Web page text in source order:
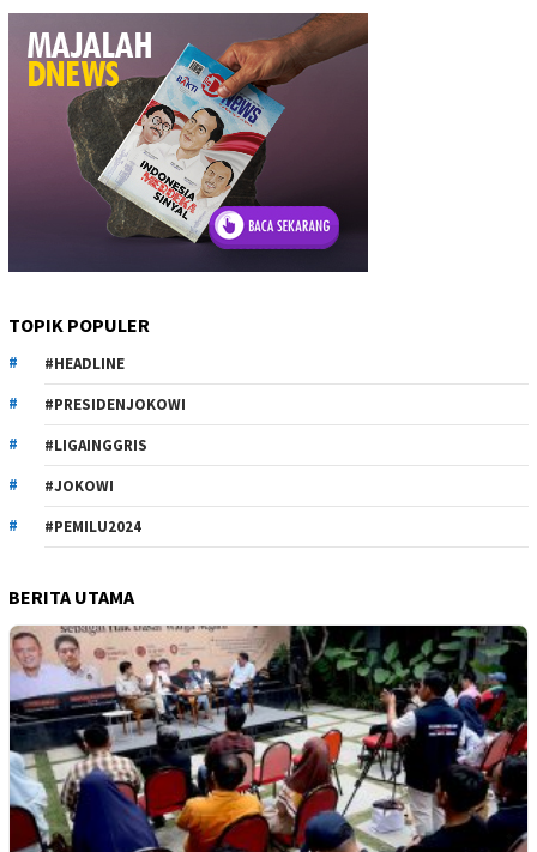
TOPIK POPULER
#HEADLINE
#PRESIDENJOKOWI
#LIGAINGGRIS
#JOKOWI
#PEMILU2024
BERITA UTAMA